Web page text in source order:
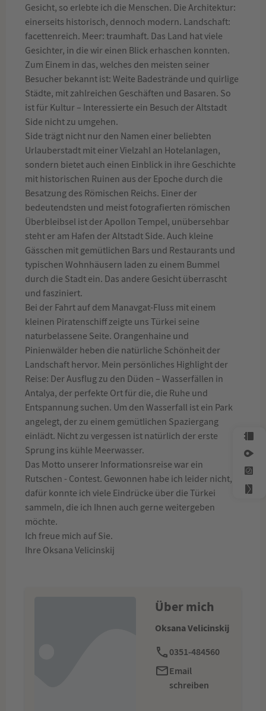
Gesicht, so erlebte ich die Menschen. Die Architektur:
einerseits historisch, dennoch modern. Landschaft:
facettenreich. Meer: traumhaft. Das Land hat viele
Gesichter, in die wir einen Blick erhaschen konnten.
Zum Einem in das, welches den meisten seiner
Besucher bekannt ist: Weite Badestrände und quirlige
Städte, mit zahlreichen Geschäften und Basaren. So
ist für Kultur – Interessierte ein Besuch der Altstadt
Side nicht zu umgehen.
Side trägt nicht nur den Namen einer beliebten
Urlauberstadt mit einer Vielzahl an Hotelanlagen,
sondern bietet auch einen Einblick in ihre Geschichte
mit historischen Ruinen aus der Epoche durch die
Besatzung des Römischen Reichs. Einer der
bedeutendsten und meist fotografierten römischen
Überbleibsel ist der Apollon Tempel, unübersehbar
steht er am Hafen der Altstadt Side. Auch kleine
Gässchen mit gemütlichen Bars und Restaurants und
typischen Wohnhäusern laden zu einem Bummel
durch die Stadt ein. Das andere Gesicht überrascht
und fasziniert.
Bei der Fahrt auf dem Manavgat-Fluss mit einem
kleinen Piratenschiff zeigte uns Türkei seine
naturbelassene Seite. Orangenhaine und
Pinienwälder heben die natürliche Schönheit der
Landschaft hervor. Mein persönliches Highlight der
Reise: Der Ausflug zu den Düden – Wasserfällen in
Antalya, der perfekte Ort für die, die Ruhe und
Entspannung suchen. Um den Wasserfall ist ein Park
angelegt, der zu einem gemütlichen Spaziergang
einlädt. Nicht zu vergessen ist natürlich der erste
Sprung ins kühle Meerwasser.
Das Motto unserer Informationsreise war ein
Rutschen - Contest. Gewonnen habe ich leider nicht,
dafür konnte ich viele Eindrücke über die Türkei
sammeln, die ich Ihnen auch gerne weitergeben
möchte.
Ich freue mich auf Sie.
Ihre Oksana Velicinskij
Über mich
Oksana Velicinskij
0351-484560
Email
schreiben